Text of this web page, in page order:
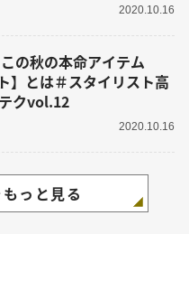
2020.10.16
この秋の本命アイテム
】とは＃スタイリスト高
クvol.12
2020.10.16
っと見る